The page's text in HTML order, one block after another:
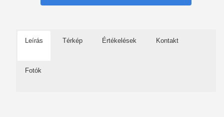
Leírás Térkép Értékelések Kontakt
Fotók